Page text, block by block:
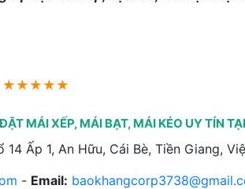
★★★★★
MÁI XẾP, MÁI BẠT, MÁI KÉO UY TÍN
Ấp 1, An Hữu, Cái Bè, Tiền Giang,
- Email: